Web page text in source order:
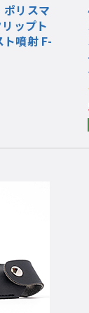
リスマ
ップト
噴射 F-